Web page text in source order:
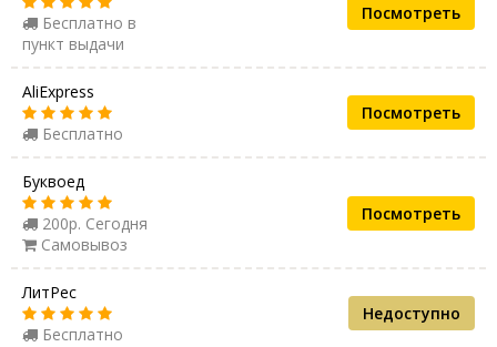
Бесплатно в
пункт выдачи
Посмотреть
AliExpress
Бесплатно
Посмотреть
Буквоед
200р. Сегодня
Самовывоз
Посмотреть
ЛитРес
Бесплатно
Недоступно